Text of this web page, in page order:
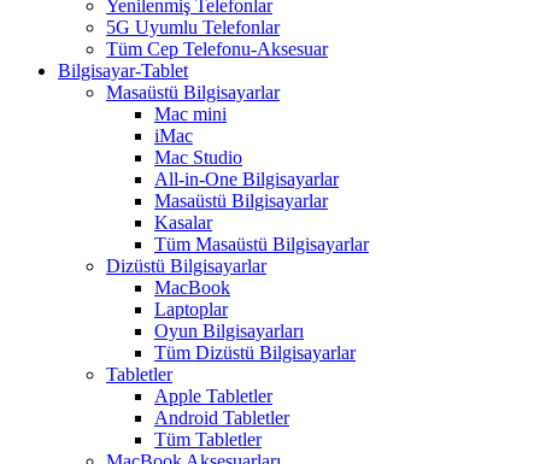
Yenilenmiş Telefonlar
5G Uyumlu Telefonlar
Tüm Cep Telefonu-Aksesuar
Bilgisayar-Tablet
Masaüstü Bilgisayarlar
Mac mini
iMac
Mac Studio
All-in-One Bilgisayarlar
Masaüstü Bilgisayarlar
Kasalar
Tüm Masaüstü Bilgisayarlar
Dizüstü Bilgisayarlar
MacBook
Laptoplar
Oyun Bilgisayarları
Tüm Dizüstü Bilgisayarlar
Tabletler
Apple Tabletler
Android Tabletler
Tüm Tabletler